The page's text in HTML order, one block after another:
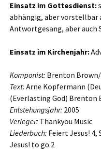
Einsatz im Gottesdienst:
abhängig, aber vorstellbar
Antwortgesang, aber auch
Einsatz im Kirchenjahr:
Komponist: Brenton
Text: Arne Kopfermann
(Everlasting God) Brenton
Entstehungsjahr: 2005
Verleger: Thankyou Music
Liederbuch: Feiert Jesus!
Jesus! to go 2